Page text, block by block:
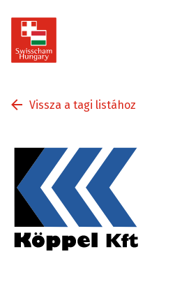
Vissza a tagi listához